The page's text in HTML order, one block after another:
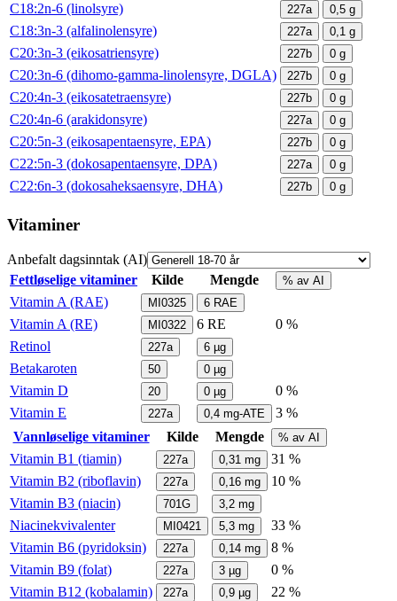
C18:2n-6 (linolsyre)
227a 0,5 g
C18:3n-3 (alfalinolensyre) 227a 0,1 g
C20:3n-3 (eikosatriensyre) 227b 0 g
C20:3n-6 (dihomo-gamma-linolensyre, DGLA) 227b 0 g
C20:4n-3 (eikosatetraensyre) 227b 0 g
C20:4n-6 (arakidonsyre) 227a 0 g
C20:5n-3 (eikosapentaensyre, EPA) 227b 0 g
C22:5n-3 (dokosapentaensyre, DPA) 227a 0 g
C22:6n-3 (dokosaheksaensyre, DHA) 227b 0 g
Vitaminer
Anbefalt dagsinntak (AI)
Fettløselige vitaminer
Kilde Mengde % av AI
Vitamin A (RAE) MI0325 6 RAE
Vitamin A (RE) MI0322 6 RE
0 %
Retinol
227a 6 µg
Betakaroten 50 0 µg
Vitamin D 20 0 µg
0 %
Vitamin E
227a 0,4 mg-ATE
3 %
Vannløselige vitaminer
Kilde Mengde % av AI
Vitamin B1 (tiamin) 227a 0,31 mg
31 %
Vitamin B2 (riboflavin)
227a 0,16 mg
10 %
Vitamin B3 (niacin)
701G 3,2 mg
Niacinekvivalenter MI0421 5,3 mg
33 %
Vitamin B6 (pyridoksin)
227a 0,14 mg
8 %
Vitamin B9 (folat)
227a 3 µg
0 %
Vitamin B12 (kobalamin)
227a 0,9 µg
22 %